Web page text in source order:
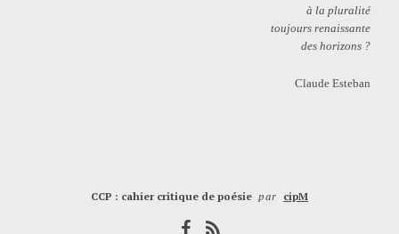
à la pluralité
toujours renaissante
des horizons ?
Claude Esteban
CCP : cahier critique de poésie par cipM